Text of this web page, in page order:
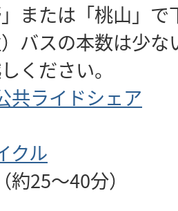
または「桃山」
バスの本数は少な
ください。
共ライドシェア
クル
25～40分）